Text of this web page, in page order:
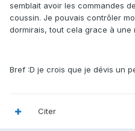
semblait avoir les commandes
coussin. Je pouvais contrôler
dormirais, tout cela grace à une
Bref :D je crois que je dévis un
Citer